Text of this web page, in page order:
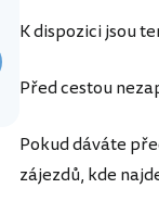
K dispozici jsou
Před cestou
Pokud dáváte
zájezdů, kde